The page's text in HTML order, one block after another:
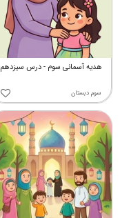
هدیه آسمانی سوم - درس سیزدهم
سوم دبستان